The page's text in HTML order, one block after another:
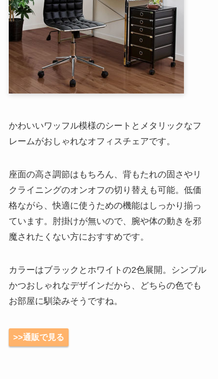
かわいいワッフル模様のシートとメタリックなフ
レームがおしゃれなオフィスチェアです。
座面の高さ調節はもちろん、背もたれの固さやリ
クライニングのオンオフの切り替えも可能。低価
格ながら、快適に使うための機能はしっかり揃っ
ています。肘掛けが無いので、腕や体の動きを邪
魔されたくない方におすすめです。
カラーはブラックとホワイトの2色展開。シンプル
かつおしゃれなデザインだから、どちらの色でも
お部屋に馴染みそうですね。
>>通販で見る